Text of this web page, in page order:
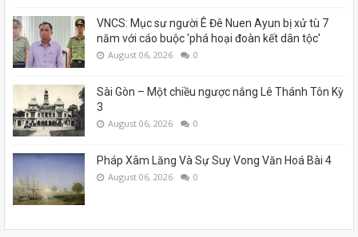
VNCS: Mục sư người Ê Đê Nuen Ayun bị xử tù 7
năm với cáo buộc 'phá hoại đoàn kết dân tộc'
August 06, 2026 0
Sài Gòn – Một chiều ngược nắng Lê Thánh Tôn Kỳ
3
August 06, 2026 0
Pháp Xâm Lăng Và Sự Suy Vong Văn Hoá Bài 4
August 06, 2026 0